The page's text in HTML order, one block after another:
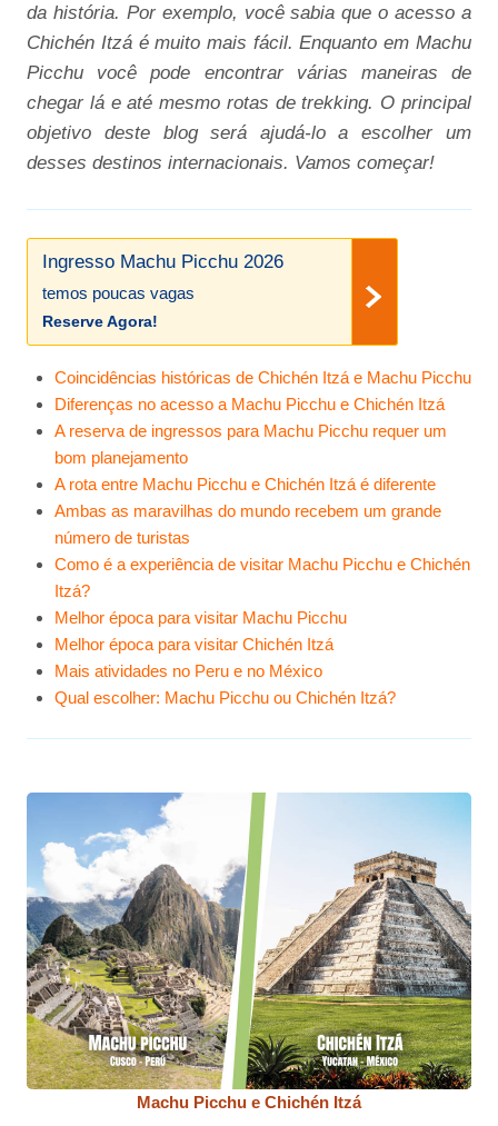
da história. Por exemplo, você sabia que o acesso a
Chichén Itzá é muito mais fácil. Enquanto em Machu
Picchu você pode encontrar várias maneiras de
chegar lá e até mesmo rotas de trekking. O principal
objetivo deste blog será ajudá-lo a escolher um
desses destinos internacionais. Vamos começar!
Ingresso Machu Picchu 2026
temos poucas vagas
Reserve Agora!
Coincidências históricas de Chichén Itzá e Machu Picchu
Diferenças no acesso a Machu Picchu e Chichén Itzá
A reserva de ingressos para Machu Picchu requer um
bom planejamento
A rota entre Machu Picchu e Chichén Itzá é diferente
Ambas as maravilhas do mundo recebem um grande
número de turistas
Como é a experiência de visitar Machu Picchu e Chichén
Itzá?
Melhor época para visitar Machu Picchu
Melhor época para visitar Chichén Itzá
Mais atividades no Peru e no México
Qual escolher: Machu Picchu ou Chichén Itzá?
Machu Picchu e Chichén Itzá